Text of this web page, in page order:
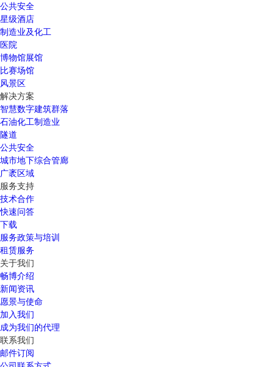
公共安全
星级酒店
制造业及化工
医院
博物馆展馆
比赛场馆
风景区
解决方案
智慧数字建筑群落
石油化工制造业
隧道
公共安全
城市地下综合管廊
广袤区域
服务支持
技术合作
快速问答
下载
服务政策与培训
租赁服务
关于我们
畅博介绍
新闻资讯
愿景与使命
加入我们
成为我们的代理
联系我们
邮件订阅